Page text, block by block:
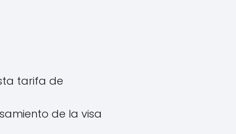
tarifa de
de la visa